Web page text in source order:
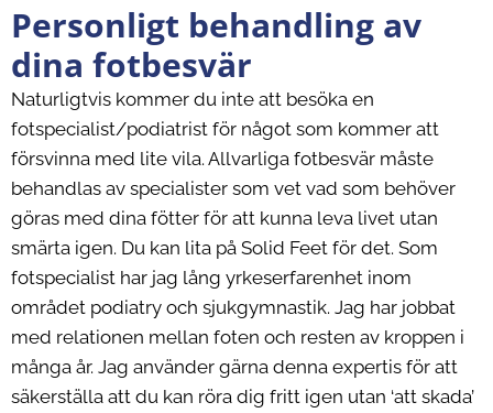
Personligt behandling av
dina fotbesvär
Naturligtvis kommer du inte att besöka en
fotspecialist/podiatrist för något som kommer att
försvinna med lite vila. Allvarliga fotbesvär måste
behandlas av specialister som vet vad som behöver
göras med dina fötter för att kunna leva livet utan
smärta igen. Du kan lita på Solid Feet för det. Som
fotspecialist har jag lång yrkeserfarenhet inom
området podiatry och sjukgymnastik. Jag har jobbat
med relationen mellan foten och resten av kroppen i
många år. Jag använder gärna denna expertis för att
säkerställa att du kan röra dig fritt igen utan ‘att skada’